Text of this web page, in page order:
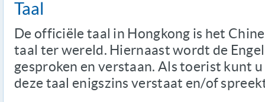
Taal
De officiële taal in Hongkong is het
taal ter wereld. Hiernaast wordt de
gesproken en verstaan. Als toerist kunt
deze taal enigszins verstaat en/of